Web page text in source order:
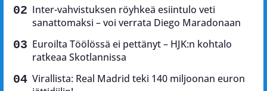
Inter-vahvistuksen röyhkeä esiintulo veti
sanattomaksi – voi verrata Diego Maradonaan
Euroilta Töölössä ei pettänyt – HJK:n kohtalo
ratkeaa Skotlannissa
Virallista: Real Madrid teki 140 miljoonan euron